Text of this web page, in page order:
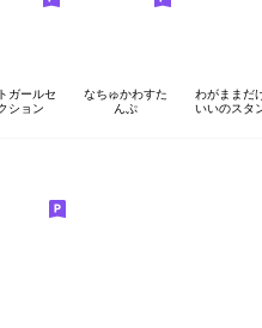
ガールセ
ション
なちゅかわすた
んぷ
わがままだ
いいのスタ